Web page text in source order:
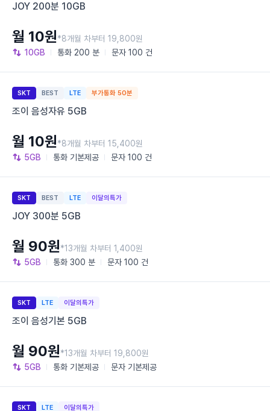
JOY 200분 10GB
10GB 통화 200 분 문자 100 건
월 10원*8개월 차부터 19,800원
SKT BEST LTE 부가통화 50분
조이 음성자유 5GB
5GB 통화 기본제공 문자 100 건
월 10원*8개월 차부터 15,400원
SKT BEST LTE 이달의특가
JOY 300분 5GB
5GB 통화 300 분 문자 100 건
월 90원*13개월 차부터 1,400원
SKT LTE 이달의특가
조이 음성기본 5GB
5GB 통화 기본제공 문자 기본제공
월 90원*13개월 차부터 19,800원
SKT LTE 이달의특가